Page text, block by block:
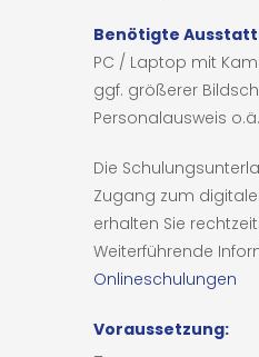
Benötigte
PC / Laptop mit
ggf. größerer
Personalausweis o.ä.
Die
Zugang zum
erhalten Sie
Weiterführende
Onlineschulungen
Voraussetzung: